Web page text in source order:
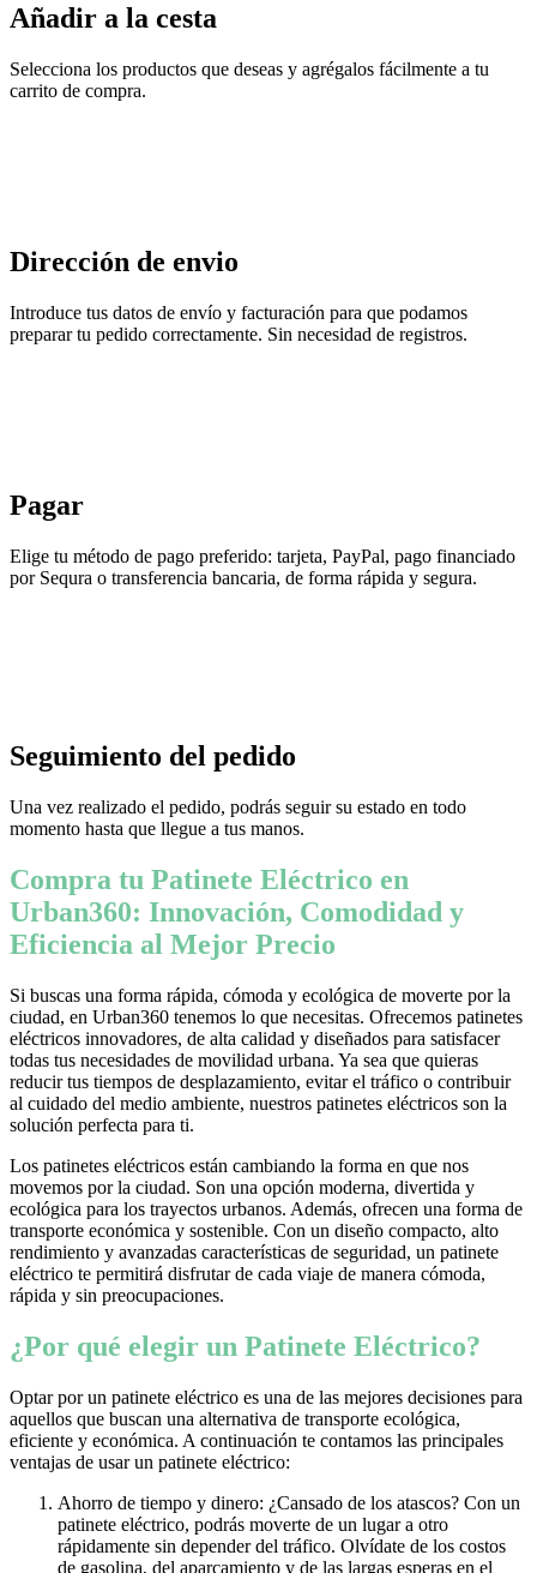
Añadir a la cesta
Selecciona los productos que deseas y agrégalos fácilmente a tu
carrito de compra.
Dirección de envio
Introduce tus datos de envío y facturación para que podamos
preparar tu pedido correctamente. Sin necesidad de registros.
Pagar
Elige tu método de pago preferido: tarjeta, PayPal, pago financiado
por Sequra o transferencia bancaria, de forma rápida y segura.
Seguimiento del pedido
Una vez realizado el pedido, podrás seguir su estado en todo
momento hasta que llegue a tus manos.
Compra tu Patinete Eléctrico en
Urban360: Innovación, Comodidad y
Eficiencia al Mejor Precio
Si buscas una forma rápida, cómoda y ecológica de moverte por la
ciudad, en Urban360 tenemos lo que necesitas. Ofrecemos patinetes
eléctricos innovadores, de alta calidad y diseñados para satisfacer
todas tus necesidades de movilidad urbana. Ya sea que quieras
reducir tus tiempos de desplazamiento, evitar el tráfico o contribuir
al cuidado del medio ambiente, nuestros patinetes eléctricos son la
solución perfecta para ti.
Los patinetes eléctricos están cambiando la forma en que nos
movemos por la ciudad. Son una opción moderna, divertida y
ecológica para los trayectos urbanos. Además, ofrecen una forma de
transporte económica y sostenible. Con un diseño compacto, alto
rendimiento y avanzadas características de seguridad, un patinete
eléctrico te permitirá disfrutar de cada viaje de manera cómoda,
rápida y sin preocupaciones.
¿Por qué elegir un Patinete Eléctrico?
Optar por un patinete eléctrico es una de las mejores decisiones para
aquellos que buscan una alternativa de transporte ecológica,
eficiente y económica. A continuación te contamos las principales
ventajas de usar un patinete eléctrico:
Ahorro de tiempo y dinero: ¿Cansado de los atascos? Con un
patinete eléctrico, podrás moverte de un lugar a otro
rápidamente sin depender del tráfico. Olvídate de los costos
de gasolina, del aparcamiento y de las largas esperas en el